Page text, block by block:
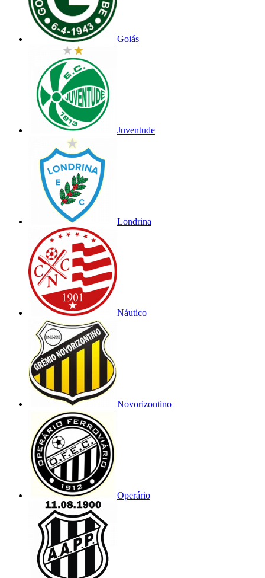
Goiás
Juventude
Londrina
Náutico
Novorizontino
Operário